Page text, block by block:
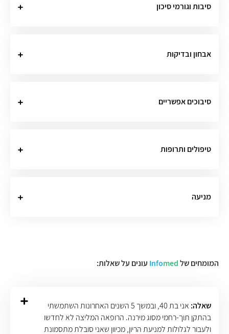
סיבות וגורמי סיכון
אבחון ובדיקות
סיבוכים אפשריים
טיפולים ותרופות
מניעה
המומחים של Infomed עונים על שאלות:
שאלה:
אני בת 40, ובמשך 5 השנים האחרונות השתמשתי
בהתקן תוך-רחמי מסוג מירנה. הרופאה המליצה לא לחדשו
ולעבור לגלולות למניעת הריון, מכיוון שאני סובלת מתסמונת